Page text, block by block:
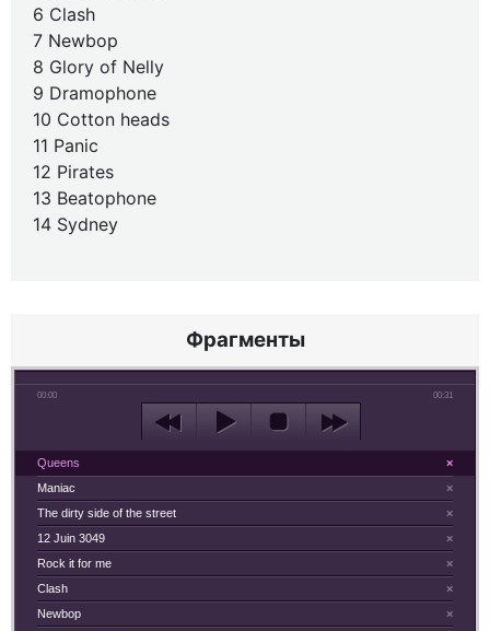
6 Clash
7 Newbop
8 Glory of Nelly
9 Dramophone
10 Cotton heads
11 Panic
12 Pirates
13 Beatophone
14 Sydney
Фрагменты
00:00 00:31
×
Queens
×
Maniac
×
The dirty side of the street
×
12 Juin 3049
×
Rock it for me
×
Clash
×
Newbop